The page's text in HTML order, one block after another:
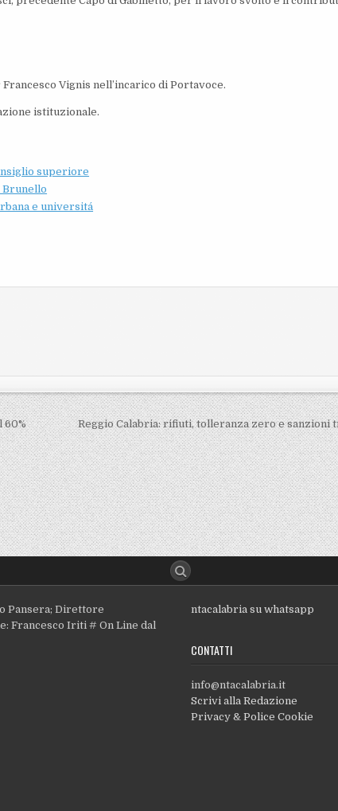
Vignis nell’incarico di Portavoce.
istituzionale.
superiore
Brunello
e universitá
60% Reggio Calabria: rifiuti, tolleranza zero e
Pansera; Direttore
Francesco Iriti # On Line dal
ntacalabria su whatsapp
CONTATTI
info@ntacalabria.it
Scrivi alla Redazione
Privacy & Police Cookie